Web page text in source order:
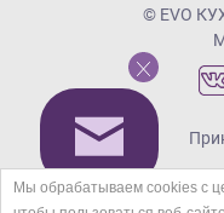
© EVO
Мы обрабатываем cookies с